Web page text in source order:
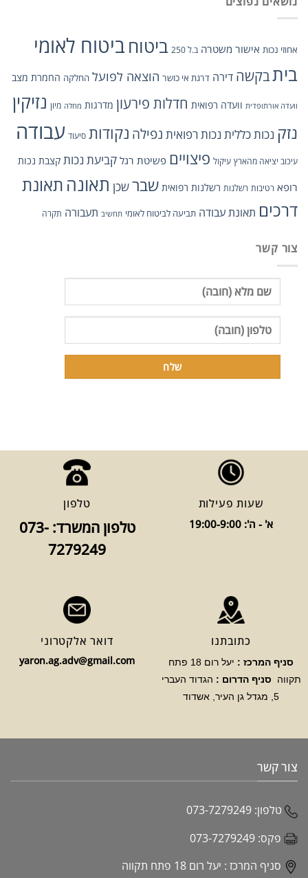
אחוזי נכות אישור משטרה ב.ל 250 ביטוחביטוח לאומי
ביתבקשה דירה דרגת אי כושר הוצאה לפועל החלקה החמרת מצב
וועדה אורתופדית וועדה רפואית חדלות פירעון מדרגות מחלה מיון נזיקין
נזק נכות כללית נכות רפואית נפילה נקודות סיעוד עבודה
עיכוב יציאה מהארץ עיקול פיצויים פשיטת רגל קביעת נכות קצבת נכות
רופא רטיבות רשלנות רשלנות רפואית שברשכן תאונה תאונת
דרכים תאונת עבודה תביעה לביטוח לאומי תחשיב תעבורה תקרה
צור קשר
שעות פעילות
א' - ה': 19:00-9:00
טלפון
טלפון המשרד: 073-
7279249
כתובתנו
סניף המרכז :
יעל רום 18 פתח
תקווה
סניף הדרום : הגדוד העברי
5, מגדל גן העיר, אשדוד
דואר אלקטרוני
yaron.ag.adv@gmail.com
צור קשר
טלפון: 073-7279249
פקס: 073-7279249
סניף המרכז : יעל רום 18 פתח תקווה